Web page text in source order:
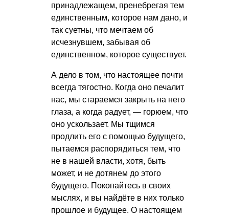
принадлежащем, пренебрегая тем
единственным, которое нам дано, и
так суетны, что мечтаем об
исчезнувшем, забывая об
единственном, которое существует.
А дело в том, что настоящее почти
всегда тягостно. Когда оно печалит
нас, мы стараемся закрыть на него
глаза, а когда радует, — горюем, что
оно ускользает. Мы тщимся
продлить его с помощью будущего,
пытаемся распорядиться тем, что
не в нашей власти, хотя, быть
может, и не дотянем до этого
будущего. Покопайтесь в своих
мыслях, и вы найдёте в них только
прошлое и будущее. О настоящем